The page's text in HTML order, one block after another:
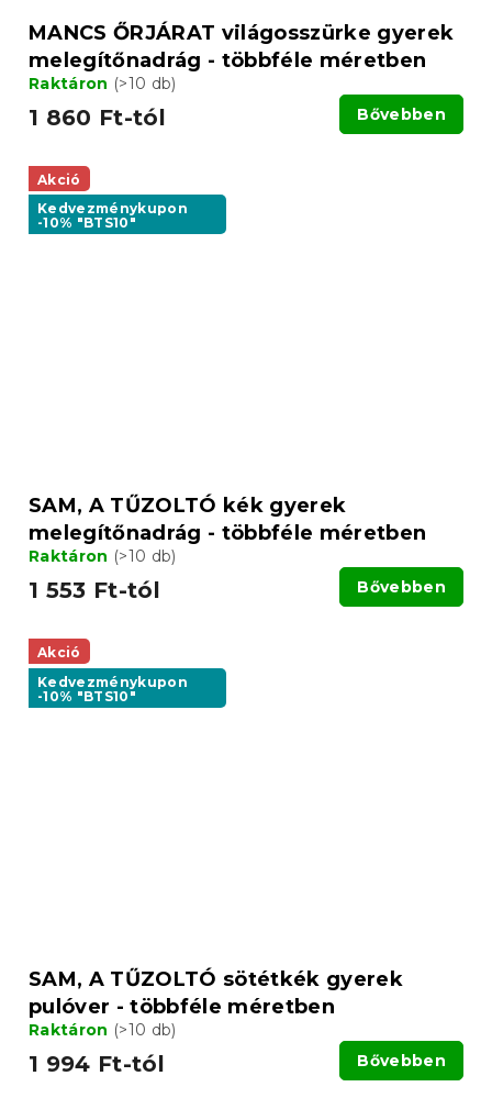
MANCS ŐRJÁRAT világosszürke gyerek
melegítőnadrág - többféle méretben
Raktáron (>10 db)
1 860 Ft-tól Bővebben
Akció
Kedvezménykupon
-10% "BTS10"
SAM, A TŰZOLTÓ kék gyerek
melegítőnadrág - többféle méretben
Raktáron (>10 db)
1 553 Ft-tól Bővebben
Akció
Kedvezménykupon
-10% "BTS10"
SAM, A TŰZOLTÓ sötétkék gyerek
pulóver - többféle méretben
Raktáron (>10 db)
1 994 Ft-tól Bővebben